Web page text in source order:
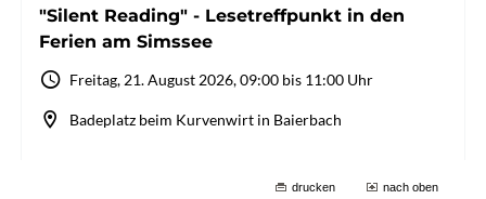
drucken nach oben